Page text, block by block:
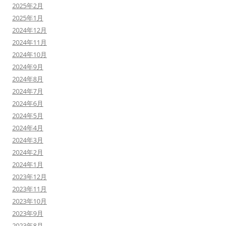
2025年2月
2025年1月
2024年12月
2024年11月
2024年10月
2024年9月
2024年8月
2024年7月
2024年6月
2024年5月
2024年4月
2024年3月
2024年2月
2024年1月
2023年12月
2023年11月
2023年10月
2023年9月